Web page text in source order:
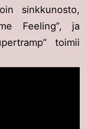
sinkkunosto,
Feeling”, ja
toimii